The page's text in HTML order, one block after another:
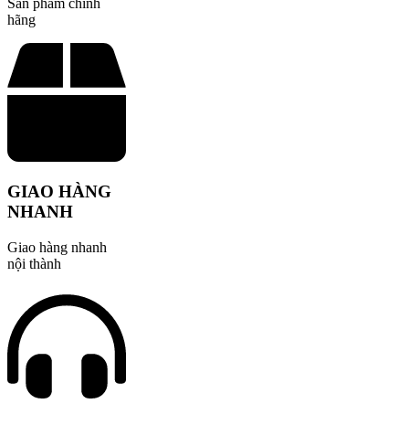
Sản phẩm chính
hãng
GIAO HÀNG
NHANH
Giao hàng nhanh
nội thành